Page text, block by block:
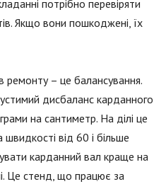
потрібно перевіряти
Якщо вони пошкоджені, їх
ремонту – це балансування.
дисбаланс карданного
на сантиметр. На ділі це
від 60 і більше
карданний вал краще на
Це стенд, що працює за